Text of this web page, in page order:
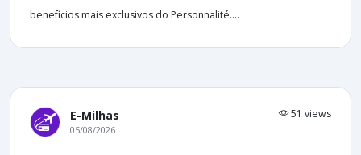
benefícios mais exclusivos do Personnalité....
E-Milhas 51 views
05/08/2026